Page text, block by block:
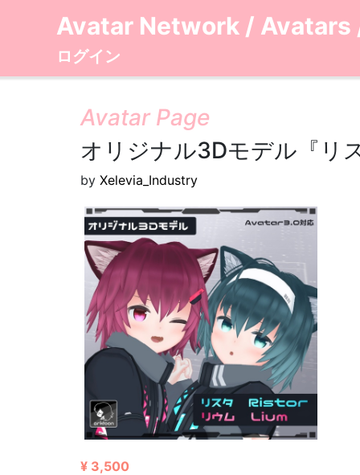
Avatar Network / Avatars
ログイン
Avatar Page
オリジナル3Dモデル『リ
by Xelevia_Industry
¥ 3,500